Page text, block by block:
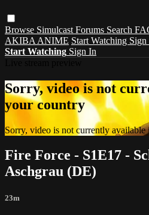
Browse Simulcast Forums Search
AKIBA ANIME Start Watching Sign
Start Watching Sign In
Sorry, video is not
your country
Sorry, video is not currently
Fire Force - S1E17 -
Aschgrau (DE)
23m